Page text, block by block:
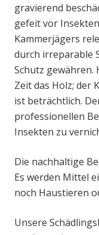
gravierend
gefeit vor
Kammerjägers
durch irreparable
Schutz gewähren.
Zeit das Holz; der
ist beträchtlich.
professionellen
Insekten zu
Die nachhaltige
Es werden Mittel
noch Haustieren
Unsere